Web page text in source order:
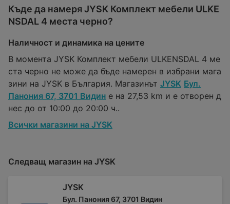
Къде да намеря JYSK Комплект мебели ULKE
NSDAL 4 места черно?
Наличност и динамика на цените
В момента JYSK Комплект мебели ULKENSDAL 4 ме
ста черно не може да бъде намерен в избрани мага
зини на JYSK в България. Магазинът JYSK Бул.
Панония 67, 3701 Видин е на 27,53 km и е отворен д
нес до от 10:00 до 20:00 ч..
Всички магазини на JYSK
Следващ магазин на JYSK
JYSK
Бул. Панония 67, 3701 Видин